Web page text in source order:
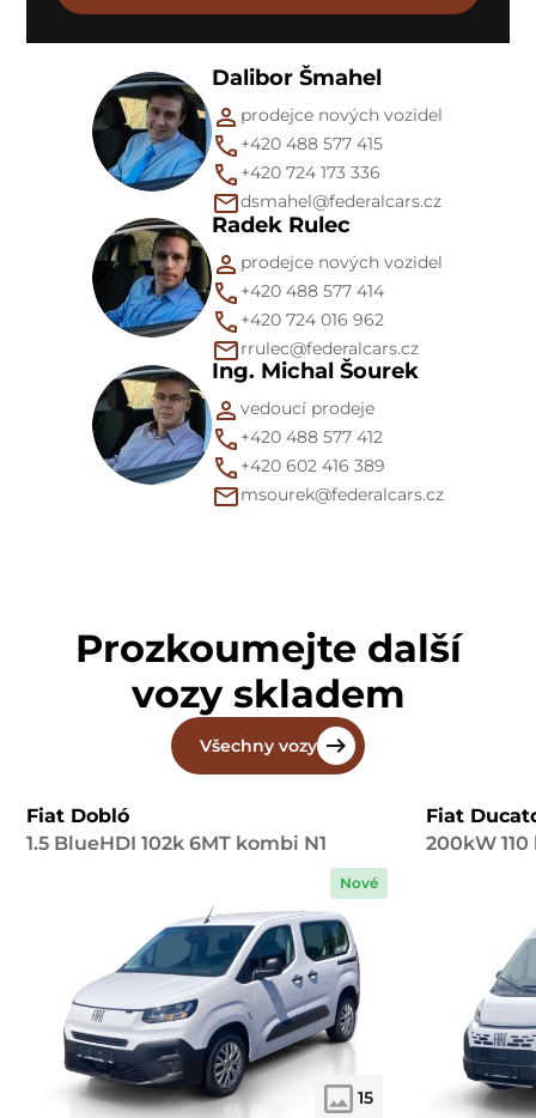
Dalibor Šmahel
prodejce nových vozidel
+420 488 577 415
+420 724 173 336
dsmahel@federalcars.cz
Radek Rulec
prodejce nových vozidel
+420 488 577 414
+420 724 016 962
rrulec@federalcars.cz
Ing. Michal Šourek
vedoucí prodeje
+420 488 577 412
+420 602 416 389
msourek@federalcars.cz
Prozkoumejte další
vozy skladem
Všechny vozy
Fiat Dobló
1.5 BlueHDI 102k 6MT kombi N1
15
Nové
Fiat
200kW